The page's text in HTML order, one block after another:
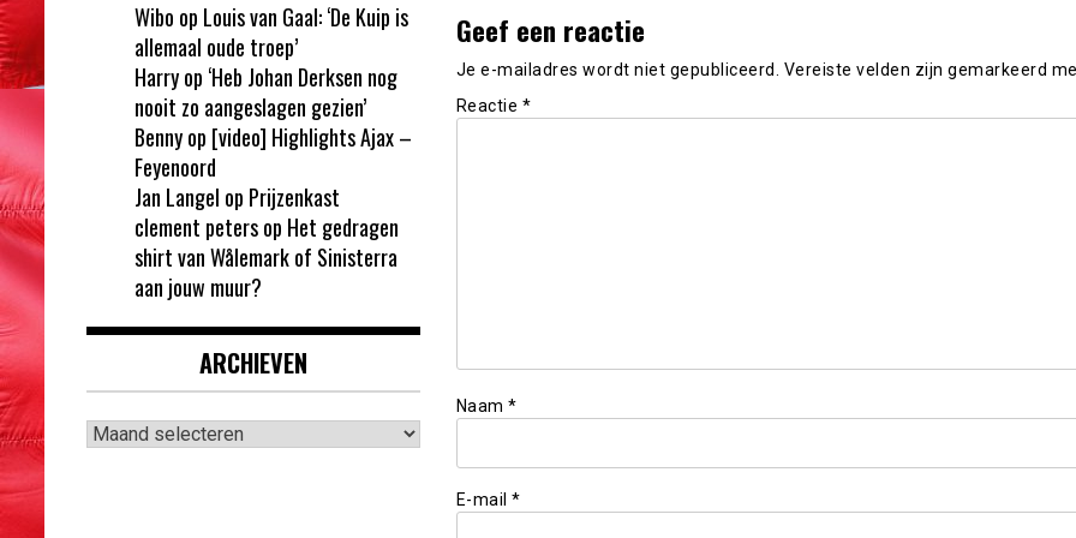
Geef een reactie
Je e-mailadres wordt niet gepubliceerd.
Vereiste velden zijn gemarkeerd
Reactie *
Naam *
E-mail *
Wibo op Louis van Gaal: ‘De Kuip is
allemaal oude troep’
Harryop ‘Heb Johan Derksen nog
nooit zo aangeslagen gezien’
Bennyop [video] Highlights Ajax –
Feyenoord
Jan Langel op Prijzenkast
clement petersop Het gedragen
shirt van Wålemark of Sinisterra
aan jouw muur?
ARCHIEVEN
Archieven